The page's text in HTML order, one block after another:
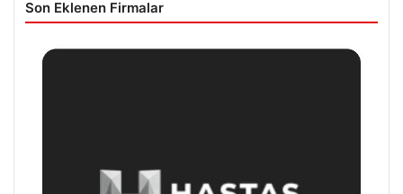
Son Eklenen Firmalar